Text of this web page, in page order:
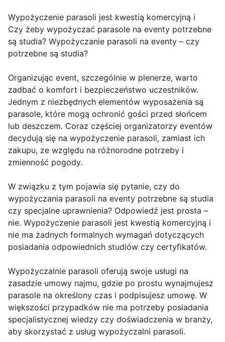
Wypożyczenie parasoli jest kwestią komercyjną i
Czy żeby wypożyczać parasole na eventy potrzebne
są studia? Wypożyczanie parasoli na eventy – czy
potrzebne są studia?
Organizując event, szczególnie w plenerze, warto
zadbać o komfort i bezpieczeństwo uczestników.
Jednym z niezbędnych elementów wyposażenia są
parasole, które mogą ochronić gości przed słońcem
lub deszczem. Coraz częściej organizatorzy eventów
decydują się na wypożyczenie parasoli, zamiast ich
zakupu, ze względu na różnorodne potrzeby i
zmienność pogody.
W związku z tym pojawia się pytanie, czy do
wypożyczania parasoli na eventy potrzebne są studia
czy specjalne uprawnienia? Odpowiedź jest prosta –
nie. Wypożyczenie parasoli jest kwestią komercyjną i
nie ma żadnych formalnych wymagań dotyczących
posiadania odpowiednich studiów czy certyfikatów.
Wypożyczalnie parasoli oferują swoje usługi na
zasadzie umowy najmu, gdzie po prostu wynajmujesz
parasole na określony czas i podpisujesz umowę. W
większości przypadków nie ma potrzeby posiadania
specjalistycznej wiedzy czy doświadczenia w branży,
aby skorzystać z usług wypożyczalni parasoli.